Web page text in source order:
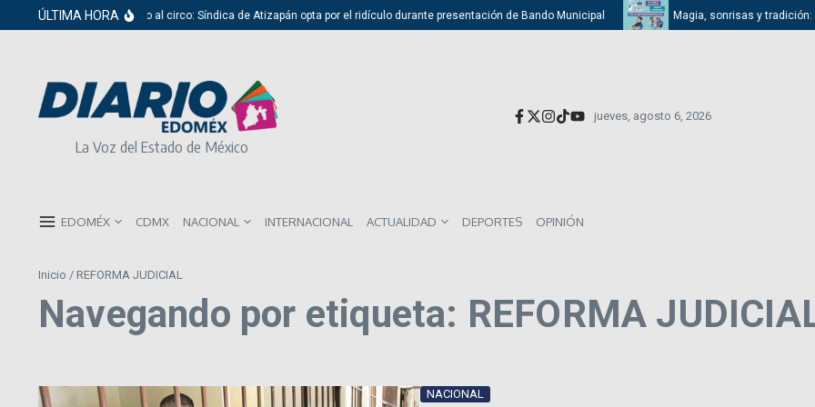
Saltar al contenido
ÚLTIMA HORA
Del cabildo al circo: Síndica de Atizapán opta por el ridículo durante presentación de Bando Municipal Magia, sonrisas y tradición:
La Voz del Estado de México
jueves, agosto 6, 2026
EDOMÉX CDMX NACIONAL INTERNACIONAL ACTUALIDAD DEPORTES OPINIÓN
Inicio / REFORMA JUDICIAL
Navegando por etiqueta: REFORMA
NACIONAL